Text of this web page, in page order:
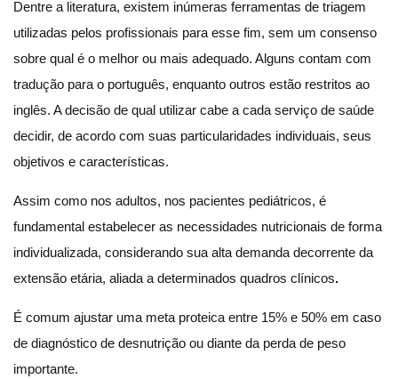
Dentre a literatura, existem inúmeras ferramentas de triagem
utilizadas pelos profissionais para esse fim, sem um consenso
sobre qual é o melhor ou mais adequado. Alguns contam com
tradução para o português, enquanto outros estão restritos ao
inglês. A decisão de qual utilizar cabe a cada serviço de saúde
decidir, de acordo com suas particularidades individuais, seus
objetivos e características.
Assim como nos adultos, nos pacientes pediátricos, é
fundamental estabelecer as necessidades nutricionais de forma
individualizada, considerando sua alta demanda decorrente da
extensão etária, aliada a determinados quadros clínicos.
É comum ajustar uma meta proteica entre 15% e 50% em caso
de diagnóstico de desnutrição ou diante da perda de peso
importante.